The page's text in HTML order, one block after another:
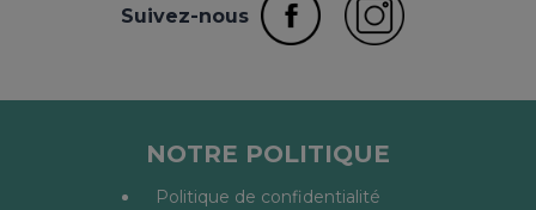
Suivez-nous
NOTRE POLITIQUE
Politique de confidentialité